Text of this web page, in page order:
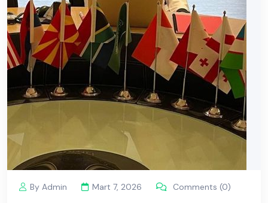
By Admin Mart 7, 2026 Comments (0)